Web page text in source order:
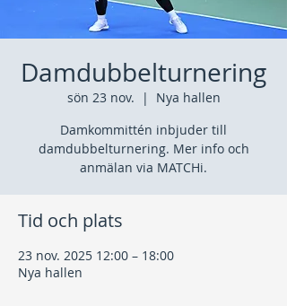
Damdubbelturnering
sön 23 nov.
  |
Nya hallen
Damkommittén inbjuder till
damdubbelturnering. Mer info och
anmälan via MATCHi.
Tid och plats
23 nov. 2025 12:00 – 18:00
Nya hallen